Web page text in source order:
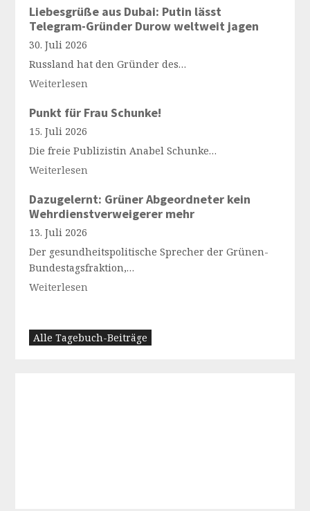
Liebesgrüße aus Dubai: Putin lässt
Telegram-Gründer Durow weltweit jagen
30. Juli 2026
Russland hat den Gründer des…
Weiterlesen
Punkt für Frau Schunke!
15. Juli 2026
Die freie Publizistin Anabel Schunke…
Weiterlesen
Dazugelernt: Grüner Abgeordneter kein
Wehrdienstverweigerer mehr
13. Juli 2026
Der gesundheitspolitische Sprecher der Grünen-
Bundestagsfraktion,…
Weiterlesen
Alle Tagebuch-Beiträge